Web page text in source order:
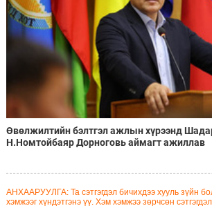
Өвөлжилтийн бэлтгэл ажлын хүрээнд
Н.Номтойбаяр Дорноговь аймагт ажиллав
АНХААРУУЛГА: Та сэтгэгдэл бичихдээ хууль зүйн
хэмжээг хүндэтгэнэ үү. Хэм хэмжээ зөрчсөн